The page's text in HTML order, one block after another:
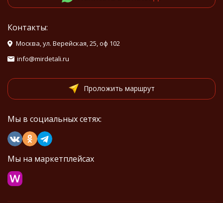
Контакты:
Москва, ул. Верейская, 25, оф 102
info@mirdetali.ru
Проложить маршрут
Мы в социальных сетях:
Мы на маркетплейсах